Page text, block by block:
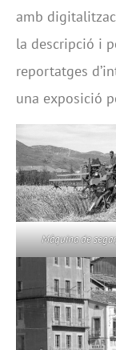
amb
la descripció i
reportatges
una exposició
Màquina de